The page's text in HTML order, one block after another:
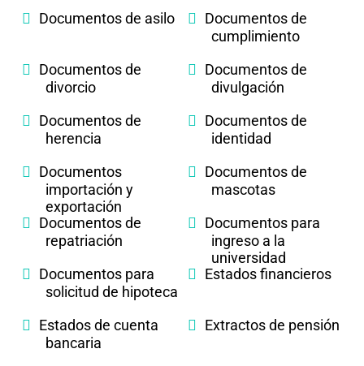
Documentos de asilo
Documentos de
cumplimiento
Documentos de
divorcio
Documentos de
divulgación
Documentos de
herencia
Documentos de
identidad
Documentos
importación y
exportación
Documentos de
mascotas
Documentos de
repatriación
Documentos para
ingreso a la
universidad
Documentos para
solicitud de hipoteca
Estados financieros
Estados de cuenta
bancaria
Extractos de pensión